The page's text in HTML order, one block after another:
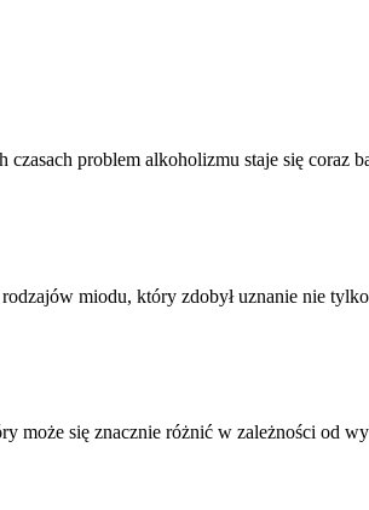
problem alkoholizmu staje się
miodu, który zdobył uznanie nie
może się znacznie różnić w zależności od